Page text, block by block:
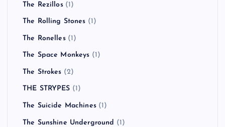
The Rezillos(1)
The Rolling Stones (1)
The Ronelles(1)
The Space Monkeys (1)
The Strokes (2)
THE STRYPES (1)
The Suicide Machines(1)
The Sunshine Underground (1)